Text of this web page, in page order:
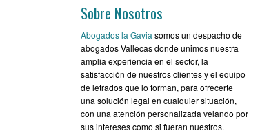
Sobre Nosotros
Abogados la Gavia somos un despacho de
abogados Vallecas donde unimos nuestra
amplia experiencia en el sector, la
satisfacción de nuestros clientes y el equipo
de letrados que lo forman, para ofrecerte
una solución legal en cualquier situación,
con una atención personalizada velando por
sus intereses como si fueran nuestros.